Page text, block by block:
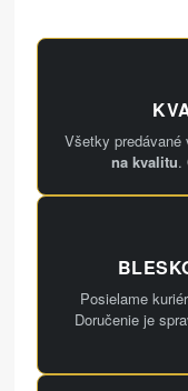
Všetky predávané
na kvalitu.
Posielame
Doručenie je